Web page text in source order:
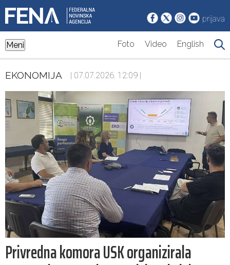
prijava
Meni Foto Video English
EKONOMIJA | 07.07.2026. 12:09 |
Privredna komora USK organizirala